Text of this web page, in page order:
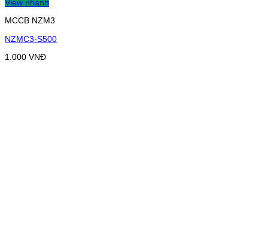
View nhanh
MCCB NZM3
NZMC3-S500
1.000 VNĐ